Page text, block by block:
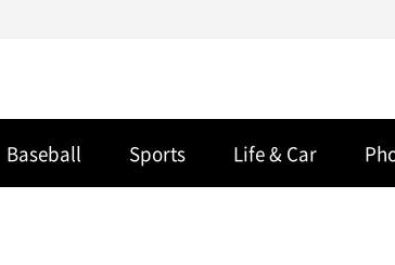
Baseball Sports Life & Car